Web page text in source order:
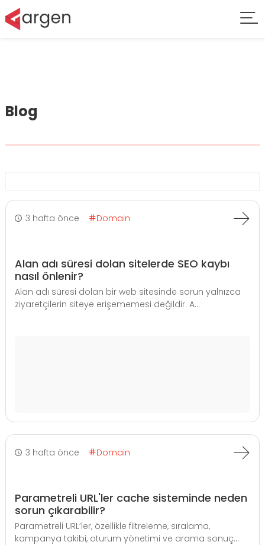
Blog
3 hafta önce Domain
Alan adı süresi dolan sitelerde SEO kaybı
nasıl önlenir?
Alan adı süresi dolan bir web sitesinde sorun yalnızca
ziyaretçilerin siteye erişememesi değildir. A...
3 hafta önce Domain
Parametreli URL'ler cache sisteminde neden
sorun çıkarabilir?
Parametreli URL’ler, özellikle filtreleme, sıralama,
kampanya takibi, oturum yönetimi ve arama sonuç...